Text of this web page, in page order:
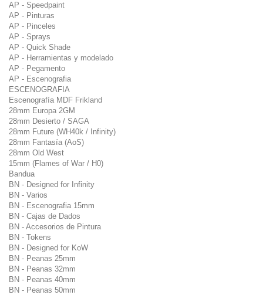
AP - Speedpaint
AP - Pinturas
AP - Pinceles
AP - Sprays
AP - Quick Shade
AP - Herramientas y modelado
AP - Pegamento
AP - Escenografia
ESCENOGRAFIA
Escenografía MDF Frikland
28mm Europa 2GM
28mm Desierto / SAGA
28mm Future (WH40k / Infinity)
28mm Fantasía (AoS)
28mm Old West
15mm (Flames of War / H0)
Bandua
BN - Designed for Infinity
BN - Varios
BN - Escenografia 15mm
BN - Cajas de Dados
BN - Accesorios de Pintura
BN - Tokens
BN - Designed for KoW
BN - Peanas 25mm
BN - Peanas 32mm
BN - Peanas 40mm
BN - Peanas 50mm